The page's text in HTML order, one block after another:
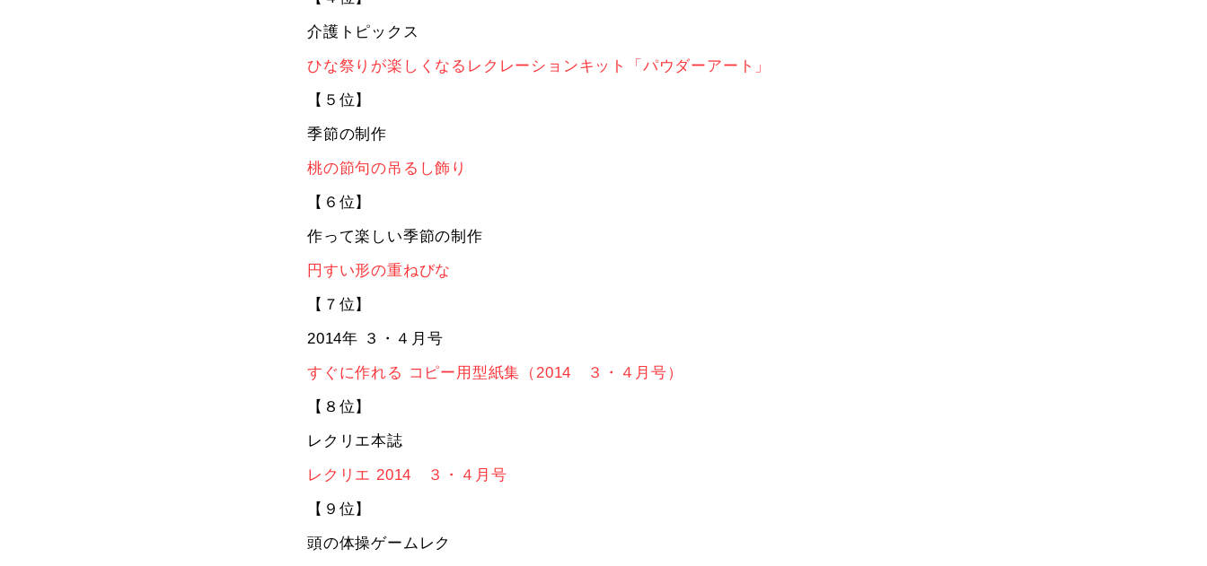
介護トピックス
ひな祭りが楽しくなるレクレーションキット「パウダーアート」
【５位】
季節の制作
桃の節句の吊るし飾り
【６位】
作って楽しい季節の制作
円すい形の重ねびな
【７位】
2014年 ３・４月号
すぐに作れる コピー用型紙集（2014 ３・４月号）
【８位】
レクリエ本誌
レクリエ 2014 ３・４月号
【９位】
頭の体操ゲームレク